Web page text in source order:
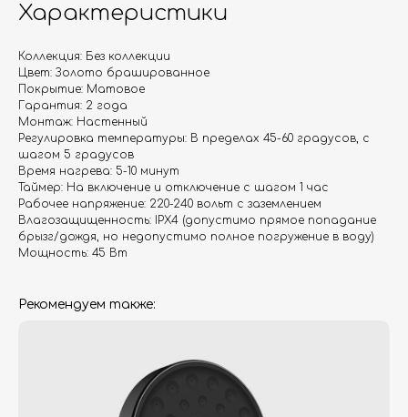
Характеристики
Коллекция: Без коллекции
Цвет: Золото брашированное
Покрытие: Матовое
Гарантия: 2 года
Монтаж: Настенный
Регулировка температуры: В пределах 45-60 градусов, с
шагом 5 градусов
Время нагрева: 5-10 минут
Таймер: На включение и отключение с шагом 1 час
Рабочее напряжение: 220-240 вольт с заземлением
Влагозащищенность: IPX4 (допустимо прямое попадание
брызг/дождя, но недопустимо полное погружение в воду)
Мощность: 45 Вт
Рекомендуем также:
Дизайнерам
Доставка и оплата